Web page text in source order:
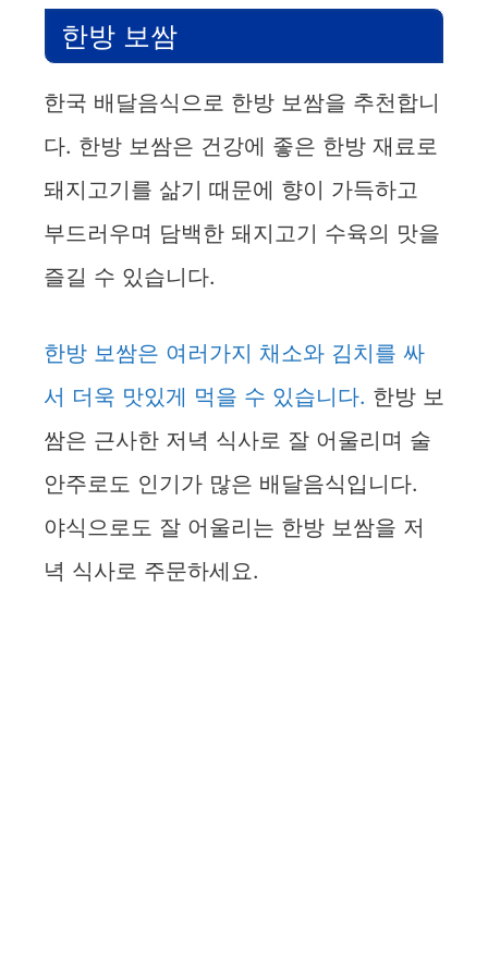
한방 보쌈
한국 배달음식으로 한방 보쌈을 추천합니
다. 한방 보쌈은 건강에 좋은 한방 재료로
돼지고기를 삶기 때문에 향이 가득하고
부드러우며 담백한 돼지고기 수육의 맛을
즐길 수 있습니다.
한방 보쌈은 여러가지 채소와 김치를 싸
서 더욱 맛있게 먹을 수 있습니다. 한방 보
쌈은 근사한 저녁 식사로 잘 어울리며 술
안주로도 인기가 많은 배달음식입니다.
야식으로도 잘 어울리는 한방 보쌈을 저
녁 식사로 주문하세요.